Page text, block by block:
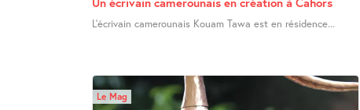
L’écrivain camerounais Kouam Tawa est en résidence...
Le Mag